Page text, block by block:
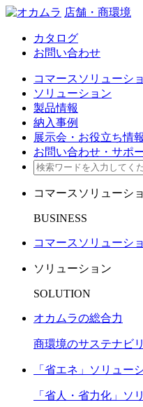
店舗・商環境
カタログ
お問い合わせ
コマースソリューシ
ソリューション
製品情報
納入事例
展示会・お役立ち情報
お問い合わせ・サポ
コマースソリューシ
BUSINESS
コマースソリューシ
ソリューション
SOLUTION
オカムラの総合力
商環境のサステナビ
「省エネ」ソリュー
「省人・省力化」ソ